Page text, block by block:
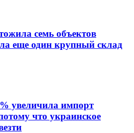
семь объектов
еще один крупный склад
увеличила импорт
что украинское